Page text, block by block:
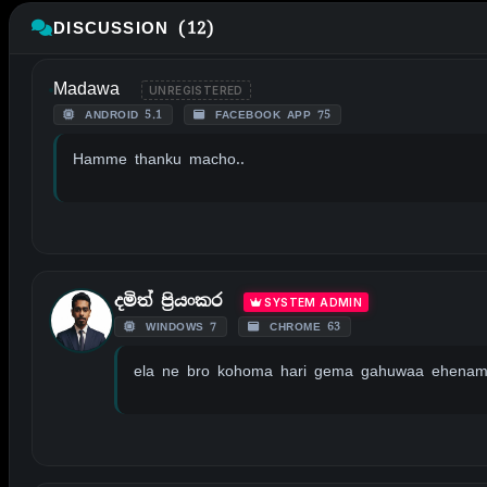
DISCUSSION (12)
Madawa UNREGISTERED
ANDROID 5.1 FACEBOOK APP 75
Hamme thanku macho..
දමිත් ප්‍රියංකර SYSTEM ADMIN
WINDOWS 7 CHROME 63
ela ne bro kohoma hari gema gahuwaa ehenam